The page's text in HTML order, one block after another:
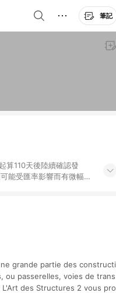
筆記
算110天後陸續確認發
能受匯率影響而有微幅差
grande partie des constructi
ou passerelles, voies de trans
des Structures 2 vous pro